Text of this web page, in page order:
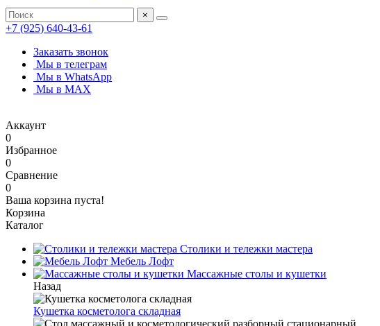
×
+7 (925) 640-43-61
Заказать звонок
Мы в телеграм
Мы в WhatsApp
Мы в MAX
Аккаунт
0
Избранное
0
Сравнение
0
Ваша корзина пуста!
Корзина
Каталог
Столики и тележки мастера
Мебель Лофт
Массажные столы и кушетки
Назад
Кушетка косметолога складная